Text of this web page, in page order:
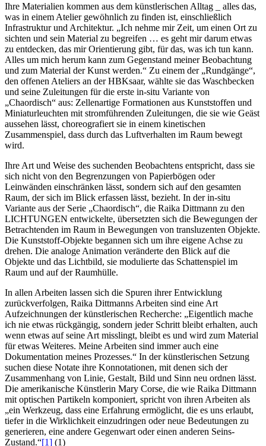
Ihre Materialien kommen aus dem künstlerischen Alltag _ alles das,
was in einem Atelier gewöhnlich zu finden ist, einschließlich
Infrastruktur und Architektur. „Ich nehme mir Zeit, um einen Ort zu
sichten und sein Material zu begreifen … es geht mir darum etwas
zu entdecken, das mir Orientierung gibt, für das, was ich tun kann.
Alles um mich herum kann zum Gegenstand meiner Beobachtung
und zum Material der Kunst werden.“ Zu einem der „Rundgänge“,
den offenen Ateliers an der HBKsaar, wählte sie das Waschbecken
und seine Zuleitungen für die erste in-situ Variante von
„Chaordisch“ aus: Zellenartige Formationen aus Kunststoffen und
Miniaturleuchten mit stromführenden Zuleitungen, die sie wie Geäst
aussehen lässt, choreografiert sie in einem kinetischen
Zusammenspiel, dass durch das Luftverhalten im Raum bewegt
wird.
Ihre Art und Weise des suchenden Beobachtens entspricht, dass sie
sich nicht von den Begrenzungen von Papierbögen oder
Leinwänden einschränken lässt, sondern sich auf den gesamten
Raum, der sich im Blick erfassen lässt, bezieht. In der in-situ
Variante aus der Serie „Chaordisch“, die Raika Dittmann zu den
LICHTUNGEN entwickelte, übersetzten sich die Bewegungen der
Betrachtenden im Raum in Bewegungen von transluzenten Objekte.
Die Kunststoff-Objekte begannen sich um ihre eigene Achse zu
drehen. Die analoge Animation veränderte den Blick auf die
Objekte und das Lichtbild, sie modulierte das Schattenspiel im
Raum und auf der Raumhülle.
In allen Arbeiten lassen sich die Spuren ihrer Entwicklung
zurückverfolgen, Raika Dittmanns Arbeiten sind eine Art
Aufzeichnungen der künstlerischen Recherche: „Eigentlich mache
ich nie etwas rückgängig, sondern jeder Schritt bleibt erhalten, auch
wenn etwas auf seine Art misslingt, bleibt es und wird zum Material
für etwas Weiteres. Meine Arbeiten sind immer auch eine
Dokumentation meines Prozesses.“ In der künstlerischen Setzung
suchen diese Notate ihre Konnotationen, mit denen sich der
Zusammenhang von Linie, Gestalt, Bild und Sinn neu ordnen lässt.
Die amerikanische Künstlerin Mary Corse, die wie Raika Dittmann
mit optischen Partikeln komponiert, spricht von ihren Arbeiten als
„ein Werkzeug, dass eine Erfahrung ermöglicht, die es uns erlaubt,
tiefer in die Wirklichkeit einzudringen oder neue Bedeutungen zu
generieren, eine andere Gegenwart oder einen anderen Seins-
Zustand.“[1] (1)